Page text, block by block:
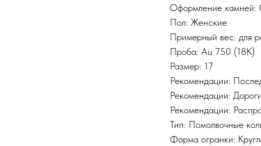
Оформление камней:
Пол: Женские
Примерный вес: для
Проба: Au 750 (18K)
Размер: 17
Рекомендации:
Рекомендации:
Рекомендации:
Тип: Помолвочные
Форма огранки: